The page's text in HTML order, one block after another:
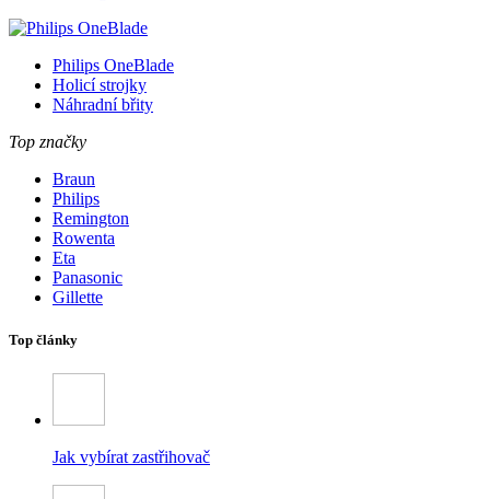
Philips OneBlade
Holicí strojky
Náhradní břity
Top značky
Braun
Philips
Remington
Rowenta
Eta
Panasonic
Gillette
Top články
Jak vybírat zastřihovač